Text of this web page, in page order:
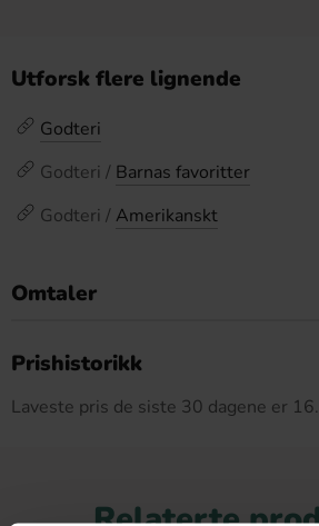
Utforsk flere lignende
Godteri
Godteri / Barnas favoritter
Godteri / Amerikanskt
Omtaler
Prishistorikk
Laveste pris de siste 30 dagene er